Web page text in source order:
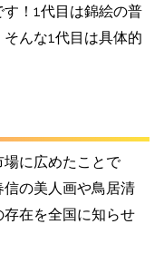
！1代目は錦絵の普
んな1代目は具体的
に広めたことで
の美人画や鳥居清
在を全国に知らせ